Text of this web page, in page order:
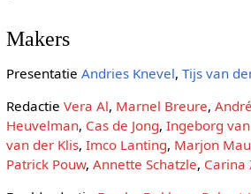
Makers
Presentatie Andries Knevel, Tijs van
Redactie Vera Al, Marnel Breure,
Heuvelman, Cas de Jong, Ingeborg
van der Klis, Imco Lanting, Marjon
Patrick Pouw, Annette Schatzle, Carina